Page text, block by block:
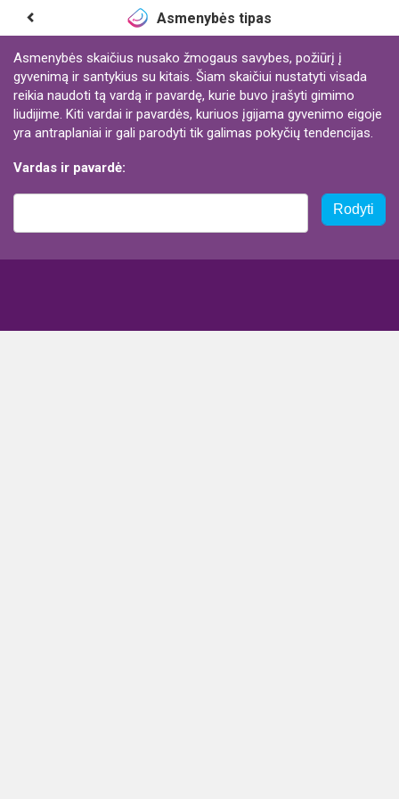
Asmenybės tipas
Asmenybės skaičius nusako žmogaus savybes, požiūrį į
gyvenimą ir santykius su kitais. Šiam skaičiui nustatyti visada
reikia naudoti tą vardą ir pavardę, kurie buvo įrašyti gimimo
liudijime. Kiti vardai ir pavardės, kuriuos įgijama gyvenimo eigoje
yra antraplaniai ir gali parodyti tik galimas pokyčių tendencijas.
Vardas ir pavardė:
Rodyti